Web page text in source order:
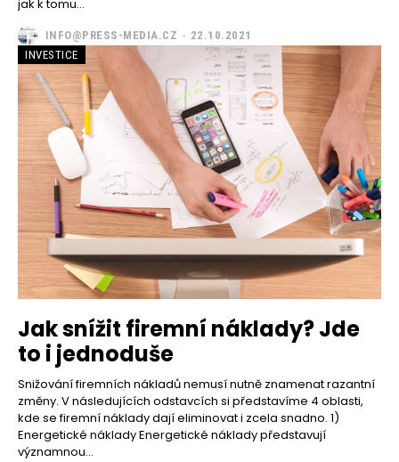
jak k tomu...
INFO@PRESS-MEDIA.CZ - 22.10.2021
INVESTICE
Jak snížit firemní náklady? Jde
to i jednoduše
Snižování firemních nákladů nemusí nutně znamenat razantní
změny. V následujících odstavcích si představíme 4 oblasti,
kde se firemní náklady dají eliminovat i zcela snadno. 1)
Energetické náklady Energetické náklady představují
významnou...